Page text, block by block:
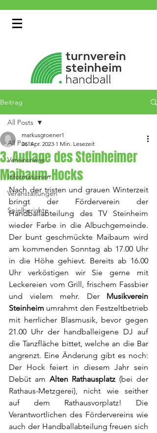
Beitrag
All Posts
Vereinsnews
Informationen
Veranstaltungen
Spielberichte
All Posts
3. Auflage des Steinheimer
Maibaum-Hocks
markusgroener1
26. Apr. 2023 1 Min. Lesezeit
Nach der tristen und grauen Winterzeit
bringt der Förderverein der
Handballabteilung des TV Steinheim
wieder Farbe in die Albuchgemeinde.
Der bunt geschmückte Maibaum wird
am kommenden Sonntag ab 17.00 Uhr
in die Höhe gehievt. Bereits ab 16.00
Uhr verköstigen wir Sie gerne mit
Leckereien vom Grill, frischem Fassbier
und vielem mehr. Der Musikverein
Steinheim umrahmt den Festzeltbetrieb
mit herrlicher Blasmusik, bevor gegen
21.00 Uhr der handballeigene DJ auf
die Tanzfläche bittet, welche an die Bar
angrenzt. Eine Änderung gibt es noch:
Der Hock feiert in diesem Jahr sein
Debüt am Alten Rathausplatz (bei der
Rathaus-Metzgerei), nicht wie seither
auf dem Rathausvorplatz! Die
Verantwortlichen des Fördervereins wie
auch der Handballabteilung freuen sich